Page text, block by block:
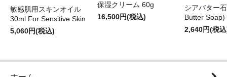
敏感肌用スキンオイル
30ml For Sensitive Skin
5,060円(税込)
保湿クリーム 60g
16,500円(税込)
シアバター
Butter Soap)
2,640円(税